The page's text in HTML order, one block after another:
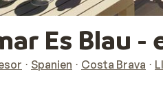
Es Blau
Spanien Costa Brava